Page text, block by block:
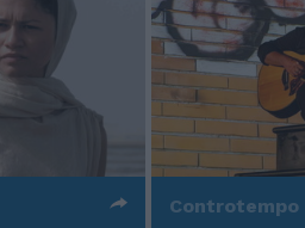
Controtempo